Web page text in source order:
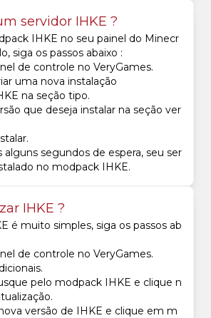
servidor IHKE ?
IHKE no seu painel do Minecr
siga os passos abaixo :
de controle no VeryGames.
uma nova instalação
na seção tipo.
que deseja instalar na seção ver
alguns segundos de espera, seu ser
no modpack IHKE.
IHKE ?
é muito simples, siga os passos ab
de controle no VeryGames.
pelo modpack IHKE e clique n
versão de IHKE e clique em m